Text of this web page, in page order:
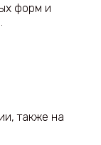
форм и
также на